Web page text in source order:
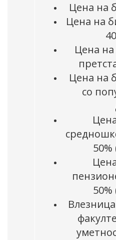
Цена на
Цена на
Цена на
Цена на
со